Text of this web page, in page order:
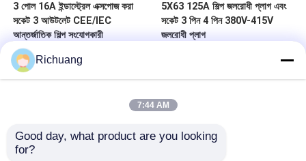
3 পোল 16A ইন্ডাস্ট্রেল এক্সপোজ করা
সকেট 3 আউটলেট CEE/IEC
আন্তর্জাতিক শিল্প সংযোগকারী
5X63 125A শিল্প জলরোধী প্লাগ এবং
সকেট 3 পিন 4 পিন 380V-415V
জলরোধী প্লাগ
Richuang
7:44 AM
Good day, what product are you looking
for?